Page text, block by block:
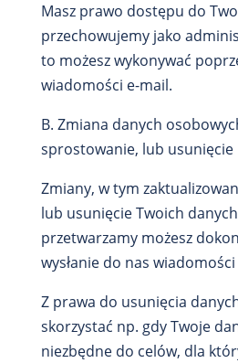
Masz prawo dostępu do
przechowujemy jako
to możesz wykonywać
wiadomości e-mail.
B. Zmiana danych
sprostowanie, lub usunięcie
Zmiany, w tym
lub usunięcie Twoich
przetwarzamy możesz
wysłanie do nas
Z prawa do usunięcia
skorzystać np. gdy Twoje
niezbędne do celów, dla